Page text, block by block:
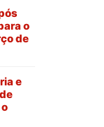
o
de
e